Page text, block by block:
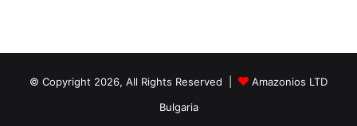
© Copyright 2026, All Rights Reserved |
Amazonios LTD
Bulgaria